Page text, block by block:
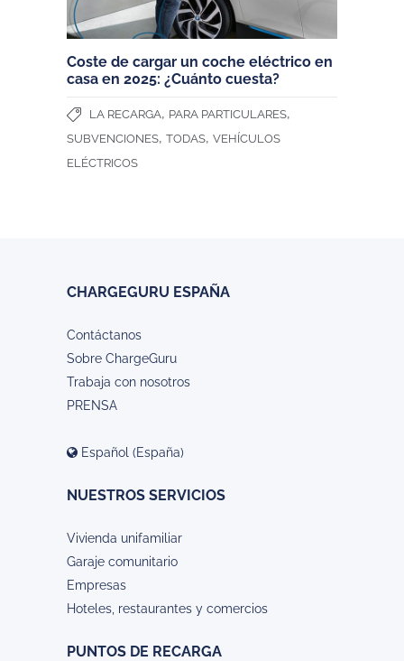
Coste de cargar un coche eléctrico en
casa en 2025: ¿Cuánto cuesta?
LA RECARGA, PARA PARTICULARES,
SUBVENCIONES, TODAS, VEHÍCULOS
ELÉCTRICOS
CHARGEGURU ESPAÑA
Contáctanos
Sobre ChargeGuru
Trabaja con nosotros
PRENSA
Español (España)
NUESTROS SERVICIOS
Vivienda unifamiliar
Garaje comunitario
Empresas
Hoteles, restaurantes y comercios
PUNTOS DE RECARGA